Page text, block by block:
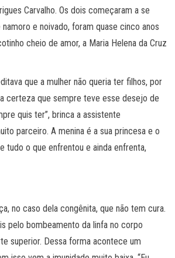
Carvalho. Os dois começaram a se
e noivado, foram quase cinco anos
cheio de amor, a Maria Helena da Cruz
que a mulher não queria ter filhos, por
certeza que sempre teve esse desejo de
quis ter”, brinca a assistente
parceiro. A menina é a sua princesa e o
tudo o que enfrentou e ainda enfrenta,
no caso dela congênita, que não tem cura.
pelo bombeamento da linfa no corpo
superior. Dessa forma acontece um